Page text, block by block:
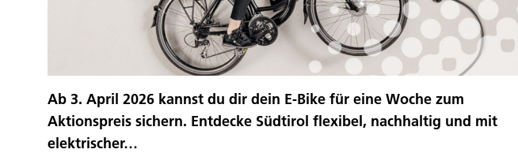
Ab 3. April 2026 kannst du dir dein E-Bike für eine Woche zum
Aktionspreis sichern. Entdecke Südtirol flexibel, nachhaltig und mit
elektrischer…